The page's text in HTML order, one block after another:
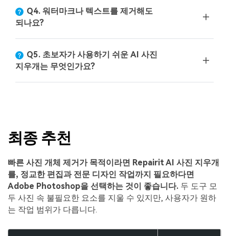
Q4. 워터마크나 텍스트를 제거해도
되나요?
Q5. 초보자가 사용하기 쉬운 AI 사진
지우개는 무엇인가요?
최종 추천
빠른 사진 개체 제거가 목적이라면 Repairit AI 사진 지우개
를, 정교한 편집과 전문 디자인 작업까지 필요하다면
Adobe Photoshop을 선택하는 것이 좋습니다. 두 도구 모
두 사진 속 불필요한 요소를 지울 수 있지만, 사용자가 원하
는 작업 범위가 다릅니다.